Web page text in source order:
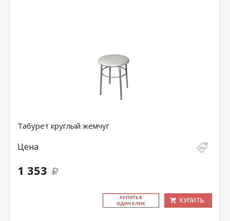
Табурет круглый жемчуг
Цена
1 353
КУ­ПИТЬ В
ОДИН КЛИК
КУПИТЬ